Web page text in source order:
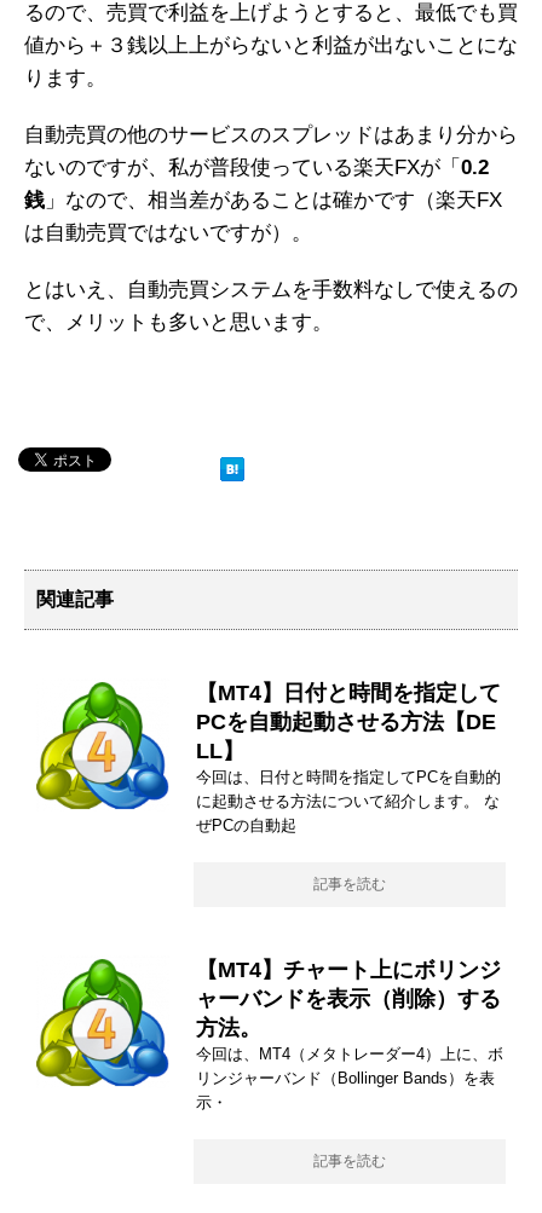
るので、売買で利益を上げようとすると、最低でも買
値から＋３銭以上上がらないと利益が出ないことにな
ります。
自動売買の他のサービスのスプレッドはあまり分から
ないのですが、私が普段使っている楽天FXが「 0.2
銭 」なので、相当差があることは確かです（楽天FX
は自動売買ではないですが）。
とはいえ、自動売買システムを手数料なしで使えるの
で、メリットも多いと思います。
関連記事
【MT4】日付と時間を指定して
PCを自動起動させる方法【DE
LL】
今回は、日付と時間を指定してPCを自動的
に起動させる方法について紹介します。 な
ぜPCの自動起
記事を読む
【MT4】チャート上にボリンジ
ャーバンドを表示（削除）する
方法。
今回は、MT4（メタトレーダー4）上に、ボ
リンジャーバンド（Bollinger Bands）を表
示・
記事を読む